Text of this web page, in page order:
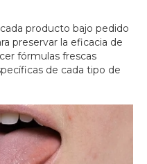
producto bajo pedido
preservar la eficacia de
fórmulas frescas
de cada tipo de